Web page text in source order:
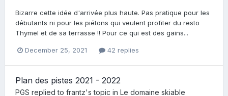
Bizarre cette idée d'arrivée plus haute. Pas pratique pour les
débutants ni pour les piétons qui veulent profiter du resto
Thymel et de sa terrasse !! Pour ce qui est des gains...
December 25, 2021 42 replies
Plan des pistes 2021 - 2022
PGS replied to frantz's topic in Le domaine skiable